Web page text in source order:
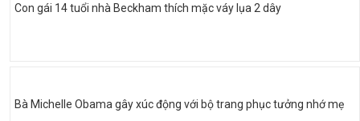
Con gái 14 tuổi nhà Beckham thích mặc váy lụa 2 dây
Bà Michelle Obama gây xúc động với bộ trang phục tưởng nhớ mẹ